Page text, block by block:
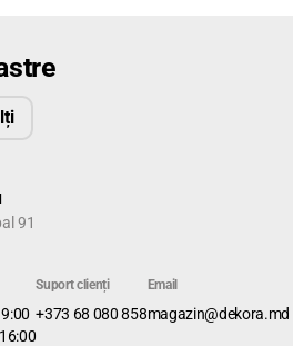
care poate fi potrivit cu majoritatea
2 bucăți de console pentru a
91
Suport clienți
+373 68 080 858
Email
magazin@dekora.md